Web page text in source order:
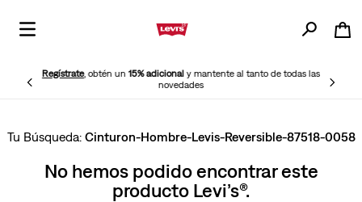
Regístrate, obtén un15% adicionaly mantente al tanto de todas las
novedades
Cinturon-Hombre-Levis-Reversible-87518-0058
No hemos podido encontrar este
producto Levi’s®.